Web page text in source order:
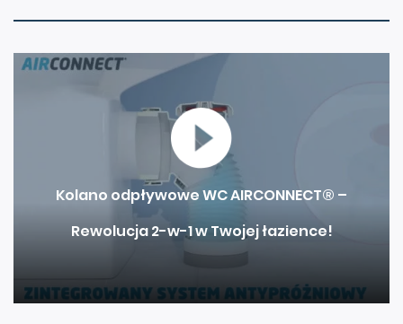
Kolano odpływowe WC AIRCONNECT® –
Rewolucja 2-w-1 w Twojej łazience!